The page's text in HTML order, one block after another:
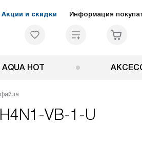
Акции и скидки Информация
HOT
VB-1-U